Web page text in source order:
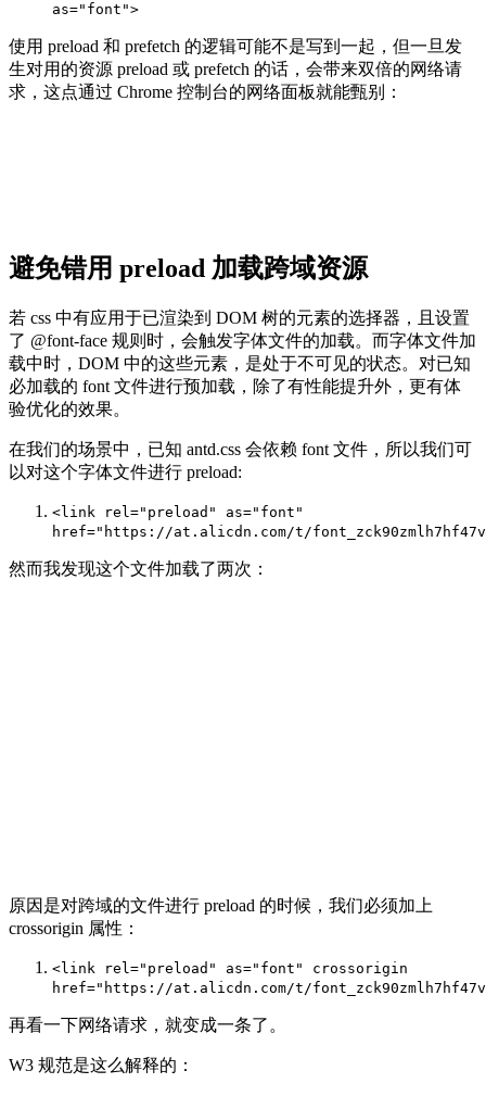
as="font">
使用 preload 和 prefetch 的逻辑可能不是写到一起，但一旦发
生对用的资源 preload 或 prefetch 的话，会带来双倍的网络请
求，这点通过 Chrome 控制台的网络面板就能甄别：
避免错用 preload 加载跨域资源
若 css 中有应用于已渲染到 DOM 树的元素的选择器，且设置
了 @font-face 规则时，会触发字体文件的加载。而字体文件加
载中时，DOM 中的这些元素，是处于不可见的状态。对已知
必加载的 font 文件进行预加载，除了有性能提升外，更有体
验优化的效果。
在我们的场景中，已知 antd.css 会依赖 font 文件，所以我们可
以对这个字体文件进行 preload:
<link rel ="preload" as="font"
href="https://at.alicdn.com/t/
然而我发现这个文件加载了两次：
原因是对跨域的文件进行 preload 的时候，我们必须加上
crossorigin 属性：
<link rel ="preload" as="font"
crossorigin
href="https://at.alicdn.com/t/
再看一下网络请求，就变成一条了。
W3 规范是这么解释的：